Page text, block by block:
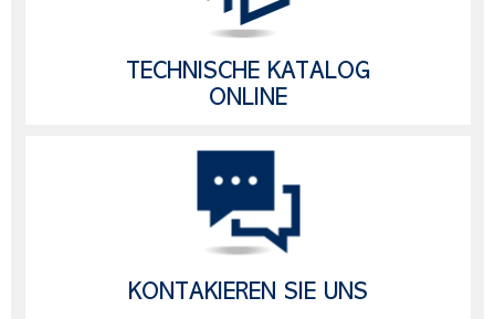
TECHNISCHE KATALOG
ONLINE
KONTAKIEREN SIE UNS